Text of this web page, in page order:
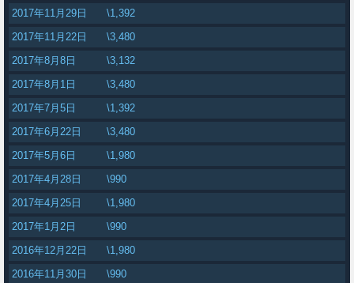
2017年11月29日
\1,392
2017年11月22日
\3,480
2017年8月8日
\3,132
2017年8月1日
\3,480
2017年7月5日
\1,392
2017年6月22日
\3,480
2017年5月6日
\1,980
2017年4月28日
\990
2017年4月25日
\1,980
2017年1月2日
\990
2016年12月22日
\1,980
2016年11月30日
\990